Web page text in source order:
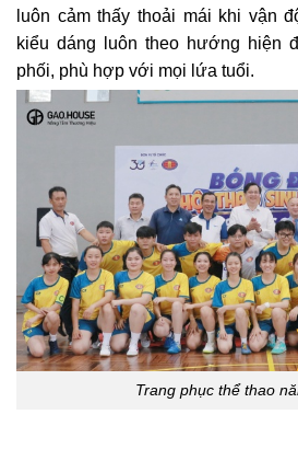
luôn cảm thấy thoải mái khi vận
kiểu dáng luôn theo hướng hiện
phối, phù hợp với mọi lứa tuổi.
Trang phục thể thao